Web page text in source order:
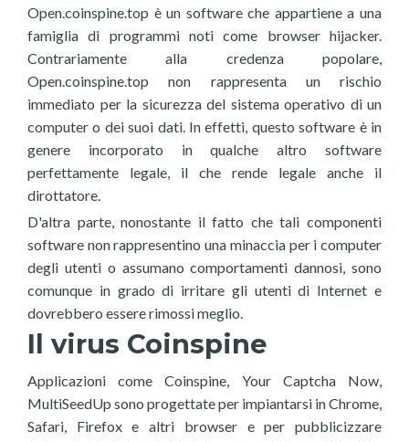
Open.coinspine.top è un software che appartiene a una
famiglia di programmi noti come browser hijacker.
Contrariamente alla credenza popolare,
Open.coinspine.top non rappresenta un rischio
immediato per la sicurezza del sistema operativo di un
computer o dei suoi dati. In effetti, questo software è in
genere incorporato in qualche altro software
perfettamente legale, il che rende legale anche il
dirottatore.
D'altra parte, nonostante il fatto che tali componenti
software non rappresentino una minaccia per i computer
degli utenti o assumano comportamenti dannosi, sono
comunque in grado di irritare gli utenti di Internet e
dovrebbero essere rimossi meglio.
Il virus Coinspine
Applicazioni come Coinspine, Your Captcha Now,
MultiSeedUp sono progettate per impiantarsi in Chrome,
Safari, Firefox e altri browser e per pubblicizzare